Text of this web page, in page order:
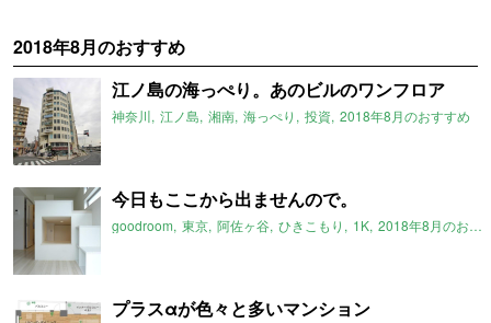
2018年8月のおすすめ
江ノ島の海っぺり。あのビルのワンフロア
神奈川 江ノ島 湘南 海っぺり 投資 2018年8月のおすすめ
今日もここから出ませんので。
goodroom 東京 阿佐ヶ谷 ひきこもり 1K 2018年8月のおすすめ
プラスαが色々と多いマンション